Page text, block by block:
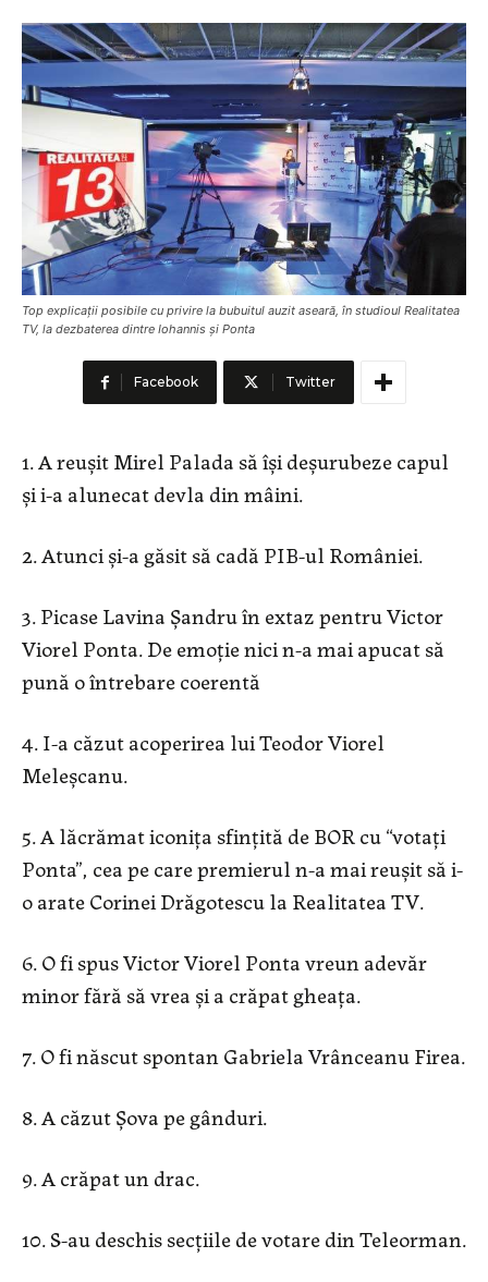
Top explicații posibile cu privire la bubuitul auzit aseară, în studioul Realitatea
TV, la dezbaterea dintre Iohannis și Ponta
Facebook Twitter
1. A reușit Mirel Palada să își deșurubeze capul
și i-a alunecat devla din mâini.
2. Atunci și-a găsit să cadă PIB-ul României.
3. Picase Lavina Șandru în extaz pentru Victor
Viorel Ponta. De emoție nici n-a mai apucat să
pună o întrebare coerentă
4. I-a căzut acoperirea lui Teodor Viorel
Meleșcanu.
5. A lăcrămat iconița sfințită de BOR cu “votați
Ponta”, cea pe care premierul n-a mai reușit să i-
o arate Corinei Drăgotescu la Realitatea TV.
6. O fi spus Victor Viorel Ponta vreun adevăr
minor fără să vrea și a crăpat gheața.
7. O fi născut spontan Gabriela Vrânceanu Firea.
8. A căzut Șova pe gânduri.
9. A crăpat un drac.
10. S-au deschis secțiile de votare din Teleorman.